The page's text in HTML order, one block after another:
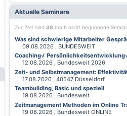
Aktuelle Seminare
Zur Zeit sind 38 noch nicht begonnene
Was sind schwierige Mitarbeiter
09.08.2026 , BUNDESWEIT
Coaching√
12.08.2026 , Bundesweit 2026
Zeit- und Selbstmanagement:
17.08.2026 , 40547 Düsseldorf
Teambuilding, Basic und speziell
19.08.2026 , Bundesweit
Zeitmanagement Methoden im Online
19.08.2026 , Bundesweit ONLINE